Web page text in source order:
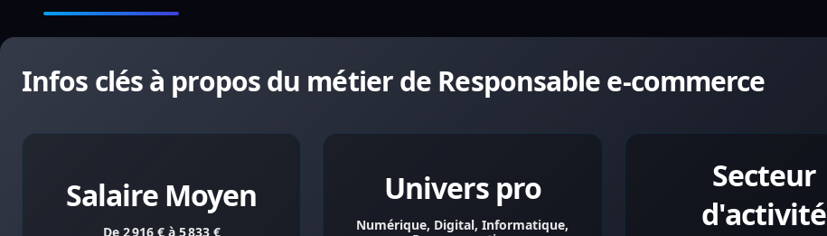
Infos clés à propos du métier de Responsable e-commerce
Salaire Moyen
De 2 916 € à 5 833 €
Univers pro
Numérique, Digital, Informatique,
Secteur
d'activité